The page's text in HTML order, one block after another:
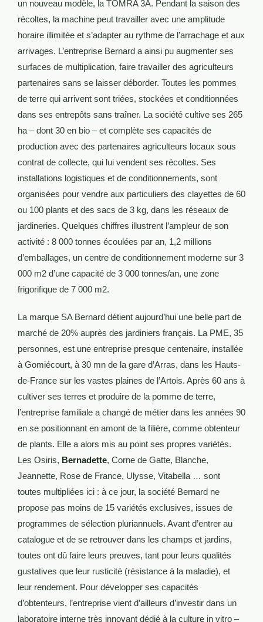
un nouveau modèle, la TOMRA 3A. Pendant la saison des
récoltes, la machine peut travailler avec une amplitude
horaire illimitée et s’adapter au rythme de l’arrachage et aux
arrivages. L’entreprise Bernard a ainsi pu augmenter ses
surfaces de multiplication, faire travailler des agriculteurs
partenaires sans se laisser déborder. Toutes les pommes
de terre qui arrivent sont triées, stockées et conditionnées
dans ses entrepôts sans traîner. La société cultive ses 265
ha – dont 30 en bio – et complète ses capacités de
production avec des partenaires agriculteurs locaux sous
contrat de collecte, qui lui vendent ses récoltes. Ses
installations logistiques et de conditionnements, sont
organisées pour vendre aux particuliers des clayettes de 60
ou 100 plants et des sacs de 3 kg, dans les réseaux de
jardineries. Quelques chiffres illustrent l’ampleur de son
activité : 8 000 tonnes écoulées par an, 1,2 millions
d’emballages, un centre de conditionnement moderne sur 3
000 m2 d’une capacité de 3 000 tonnes/an, une zone
frigorifique de 7 000 m2.
La marque SA Bernard détient aujourd’hui une belle part de
marché de 20% auprès des jardiniers français. La PME, 35
personnes, est une entreprise presque centenaire, installée
à Gomiécourt, à 30 mn de la gare d’Arras, dans les Hauts-
de-France sur les vastes plaines de l’Artois. Après 60 ans à
cultiver ses terres et produire de la pomme de terre,
l’entreprise familiale a changé de métier dans les années 90
en se positionnant en amont de la filière, comme obtenteur
de plants. Elle a alors mis au point ses propres variétés.
Les Osiris, Bernadette, Corne de Gatte, Blanche,
Jeannette, Rose de France, Ulysse, Vitabella … sont
toutes multipliées ici : à ce jour, la société Bernard ne
propose pas moins de 15 variétés exclusives, issues de
programmes de sélection pluriannuels. Avant d’entrer au
catalogue et de se retrouver dans les champs et jardins,
toutes ont dû faire leurs preuves, tant pour leurs qualités
gustatives que leur rusticité (résistance à la maladie), et
leur rendement. Pour développer ses capacités
d’obtenteurs, l’entreprise vient d’ailleurs d’investir dans un
laboratoire interne très innovant dédié à la culture in vitro –